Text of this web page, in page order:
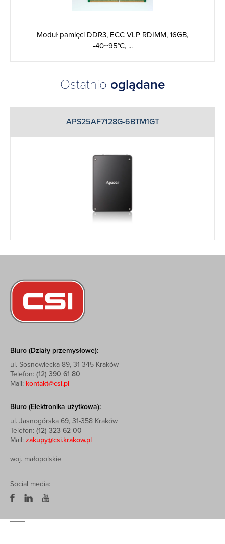
Moduł pamięci DDR3, ECC VLP RDIMM, 16GB,
-40~95°C, ...
Ostatnio oglądane
APS25AF7128G-6BTM1GT
Biuro (Działy przemysłowe):
ul. Sosnowiecka 89, 31-345 Kraków
Telefon: (12) 390 61 80
Mail: kontakt@csi.pl
Biuro (Elektronika użytkowa):
ul. Jasnogórska 69, 31-358 Kraków
Telefon: (12) 323 62 00
Mail: zakupy@csi.krakow.pl
woj. małopolskie
Social media: